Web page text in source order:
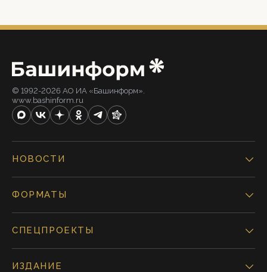
© 1992-2026 АО ИА «Башинформ».
www.bashinform.ru
НОВОСТИ
ФОРМАТЫ
СПЕЦПРОЕКТЫ
ИЗДАНИЕ